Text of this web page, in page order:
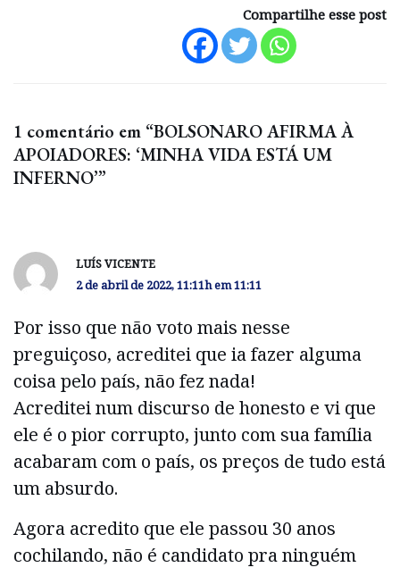
Compartilhe esse post
1 comentário em “BOLSONARO AFIRMA À
APOIADORES: ‘MINHA VIDA ESTÁ UM
INFERNO’”
LUÍS VICENTE
2 de abril de 2022, 11:11h em 11:11
Por isso que não voto mais nesse
preguiçoso, acreditei que ia fazer alguma
coisa pelo país, não fez nada!
Acreditei num discurso de honesto e vi que
ele é o pior corrupto, junto com sua família
acabaram com o país, os preços de tudo está
um absurdo.
Agora acredito que ele passou 30 anos
cochilando, não é candidato pra ninguém